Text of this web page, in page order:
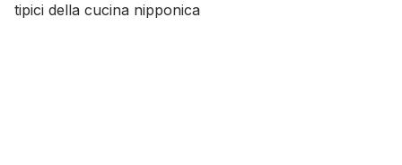
tipici della cucina nipponica